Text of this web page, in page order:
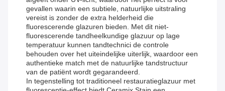
gevallen waarin een subtiele, natuurlijke uitstraling
vereist is zonder de extra helderheid die
fluorescerende glazuren bieden. Met dit niet-
fluorescerende tandheelkundige glazuur op lage
temperatuur kunnen tandtechnici de controle
behouden over het uiteindelijke uiterlijk, waardoor een
authentieke match met de natuurlijke tandstructuur
van de patiënt wordt gegarandeerd.
In tegenstelling tot traditioneel restauratieglazuur met